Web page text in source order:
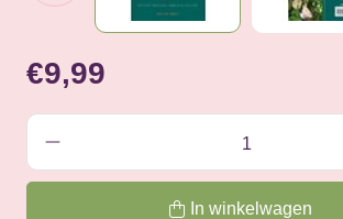
€9,99
In winkelwagen